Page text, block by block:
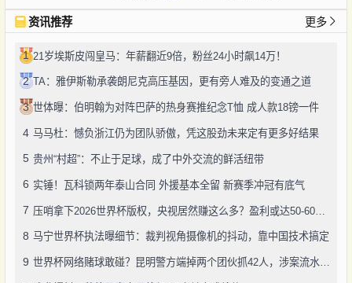
资讯推荐 更多
1 21岁埃斯皮闯皇马：年薪翻近9倍，粉丝24小时飙14万！
2 TA：雅伊斯勒承袭朗尼克高压基因，更有旁人难及的变通之道
3 世体曝：伯明翰为对阵巴萨的热身赛推纪念T恤 成人款18镑一件
4 马马杜：憾负浙江仍为团队骄傲，凭这股劲未来定有更多好结果
5 贵州“村超”：不止于足球，成了中外交流的鲜活纽带
6 实锤！瓦科锁两年泰山合同 外援基本全留 新赛季冲冠有底气
7 压哨拿下2026世界杯版权，央视居然赚这么多？盈利或达50-60亿！
8 马宁世界杯执法曝细节：裁判视角摄像机的抖动，靠中国技术搞定
9 世界杯网络赌球敢碰？昆明警方端掉两个团伙抓42人，涉案流水超三千万